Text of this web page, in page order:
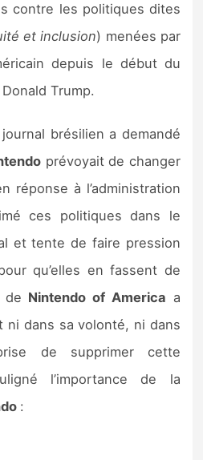
jeux Switch 2
contre les politiques dites
et inclusion) menées par
depuis le début du
Trump.
brésilien a demandé
prévoyait de changer
réponse à l’administration
ces politiques dans le
et tente de faire pression
qu’elles en fassent de
de Nintendo of America a
ni dans sa volonté, ni dans
de supprimer cette
l’importance de la
: